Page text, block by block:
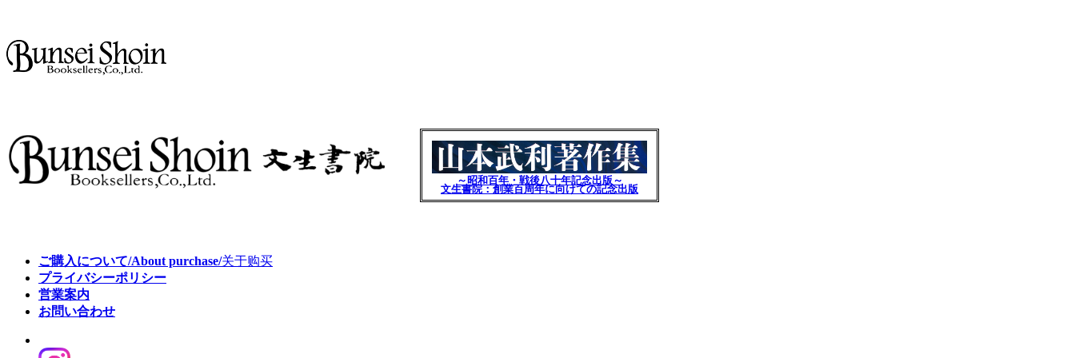
～昭和百年・戦後八十年記念出版～
文生書院：創業百周年に向けての記念出版
ご購入について/About purchase/关于购买
プライバシーポリシー
営業案内
お問い合わせ